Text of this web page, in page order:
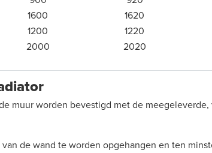
1600 1620
1200 1220
2000 2020
muur worden bevestigd met de
de wand te worden opgehangen en ten